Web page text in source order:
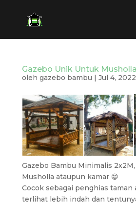
Gazebo Unik Untuk
oleh gazebo bambu | Jul 4, 2022
Gazebo Bambu Minimalis
Musholla ataupun kamar 😁
Cocok sebagai penghias taman
terlihat lebih indah dan